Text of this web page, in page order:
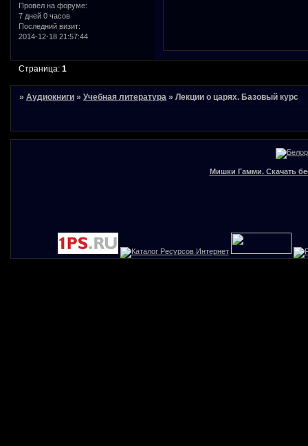
Провел на форуме:
7 дней 0 часов
Последний визит:
2014-12-18 21:57:44
Страница:1
»Аудиокниги »Учебная литература »Лекции о царях. Базовый курс
Мишки Гамми. Скачать